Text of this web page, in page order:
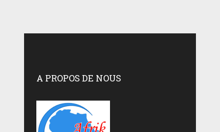
A PROPOS DE NOUS